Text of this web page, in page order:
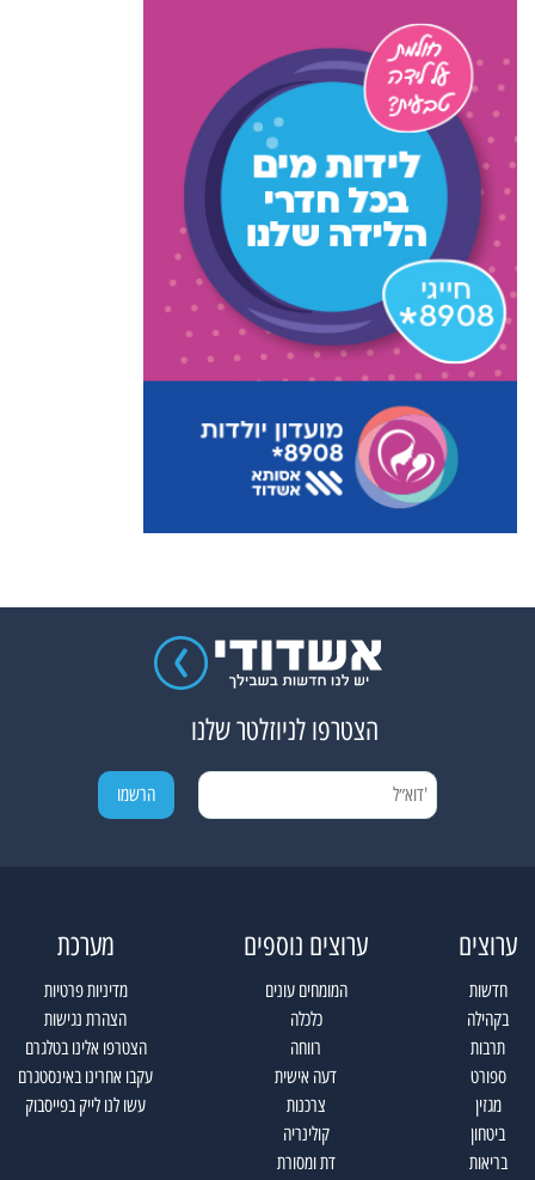
הצטרפו לניוזלטר שלנו
ערוצים
חדשות
בקהילה
תרבות
ספורט
מגזין
ביטחון
בריאות
ערוצים נוספים
המומחים עונים
כלכלה
רווחה
דעה אישית
צרכנות
קולינריה
דת ומסורת
מערכת
מדיניות פרטיות
הצהרת נגישות
הצטרפו אלינו בטלגרם
עקבו אחרינו באינסטגרם
עשו לנו לייק בפייסבוק